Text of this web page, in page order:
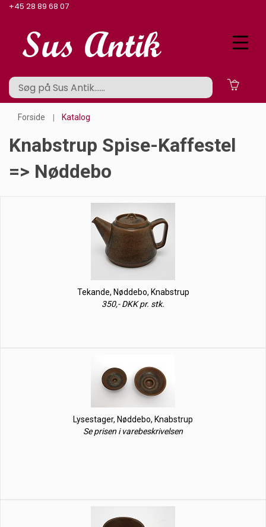
+45 28 89 68 07
Forside Katalog
Knabstrup Spise-Kaffestel
=> Nøddebo
Tekande, Nøddebo, Knabstrup
350,- DKK pr. stk.
Lysestager, Nøddebo, Knabstrup
Se prisen i varebeskrivelsen